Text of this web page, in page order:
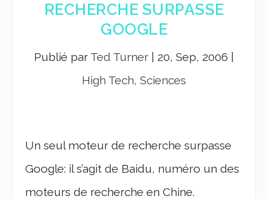
RECHERCHE SURPASSE
GOOGLE
Publié par Ted Turner 20, Sep, 2006
High Tech, Sciences
Un seul moteur de recherche surpasse
Google: il s’agit de Baidu, numéro un des
moteurs de recherche en Chine.